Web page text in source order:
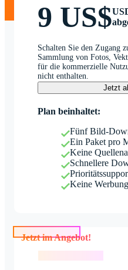
9 US$
Schalten Sie den Zugang
Sammlung von Fotos,
für die kommerzielle
nicht enthalten.
Jetzt
Plan beinhaltet:
Fünf Bild-
Ein Paket pro
Keine
Schnellere
Keine Werbung
Jetzt im Angebot!